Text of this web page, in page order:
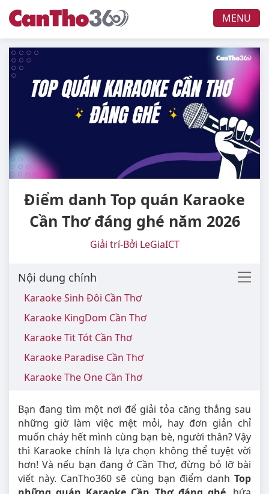
MENU
Điểm danh Top quán Karaoke
Cần Thơ đáng ghé năm 2026
Giải trí-Bởi LeGiaICT
Nội dung chính
Karaoke Sinh Đôi Cần Thơ
Karaoke KingDom Cần Thơ
Karaoke Tit Tót Cần Thơ
Karaoke Paradise Cần Thơ
Karaoke The One Cần Thơ
Bạn đang tìm một nơi để giải tỏa căng thẳng sau
những giờ làm việc mệt mỏi, hay đơn giản chỉ
muốn cháy hết mình cùng bạn bè, người thân? Vậy
thì Karaoke chính là lựa chọn không thể tuyệt vời
hơn! Và nếu bạn đang ở Cần Thơ, đừng bỏ lỡ bài
viết này. CanTho360 sẽ cùng bạn điểm danh Top